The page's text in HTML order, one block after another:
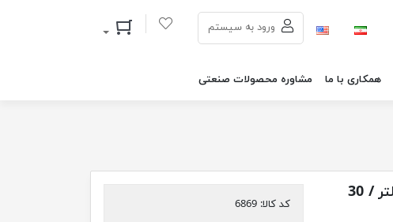
ورود به سیستم سبد خرید
همکاری با ما مشاوره محصولات صنعتی
کد کالا: 6869